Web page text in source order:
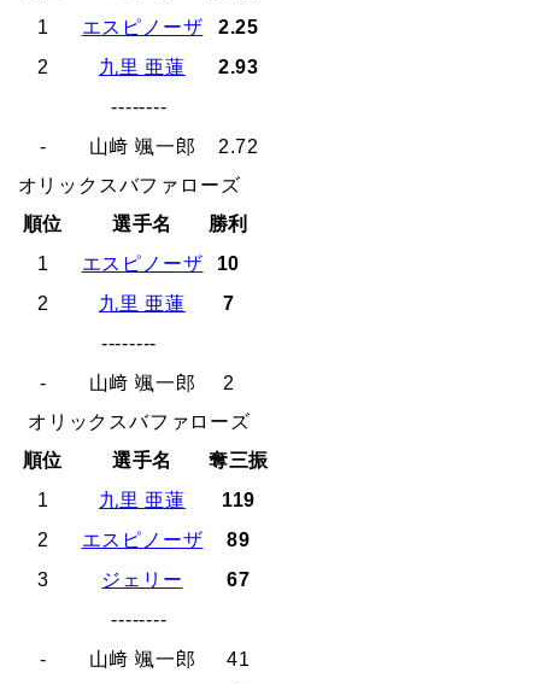
1
エスピノーザ
2.25
2
九里 亜蓮
2.93
--------
-
山﨑 颯一郎
2.72
オリックスバファローズ
順位
選手名
勝利
1
エスピノーザ
10
2
九里 亜蓮
7
--------
-
山﨑 颯一郎
2
オリックスバファローズ
順位
選手名
奪三振
1
九里 亜蓮
119
2
エスピノーザ
89
3
ジェリー
67
--------
-
山﨑 颯一郎
41